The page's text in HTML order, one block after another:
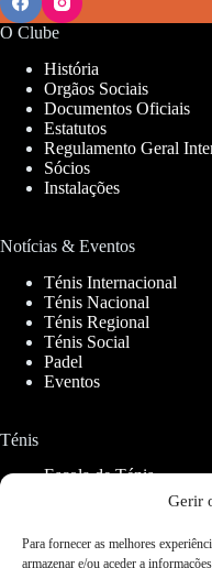
Gerir
Para fornecer as melhores
armazenar e/ou aceder a
O Clube
História
Orgãos Sociais
Documentos Oficiais
Estatutos
Regulamento Geral
Sócios
Instalações
Notícias & Eventos
Ténis Internacional
Ténis Nacional
Ténis Regional
Ténis Social
Padel
Eventos
Ténis
Escola de Ténis
Aluguer de Campos
Padel